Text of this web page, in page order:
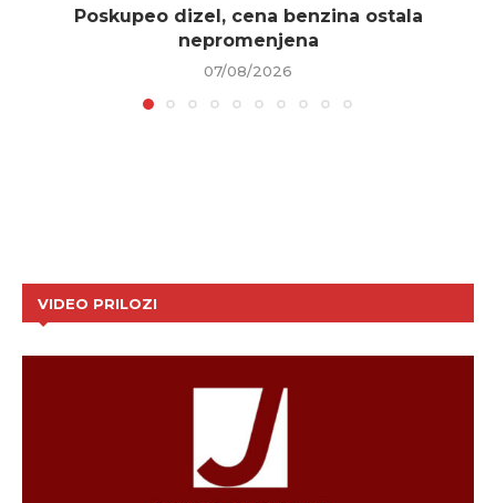
Poskupeo dizel, cena benzina ostala
nepromenjena
07/08/2026
VIDEO PRILOZI